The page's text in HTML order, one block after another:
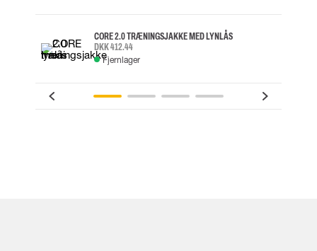
CORE 2.0 TRÆNINGSJAKKE MED LYNLÅS
DKK 412.44
Fjernlager